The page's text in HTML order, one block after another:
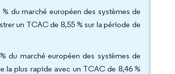
du marché européen des systèmes de
un TCAC de 8,55 % sur la période de
du marché européen des systèmes de
la plus rapide avec un TCAC de 8,46 %